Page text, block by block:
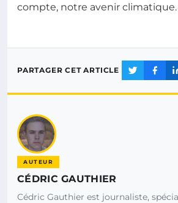
compte, notre avenir climatique.
PARTAGER CET ARTICLE
AUTEUR
CÉDRIC GAUTHIER
Cédric Gauthier est journaliste,